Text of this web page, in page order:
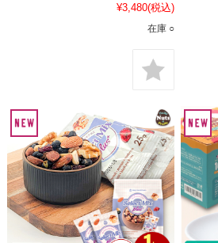
¥3,480(税込)
在庫 ○